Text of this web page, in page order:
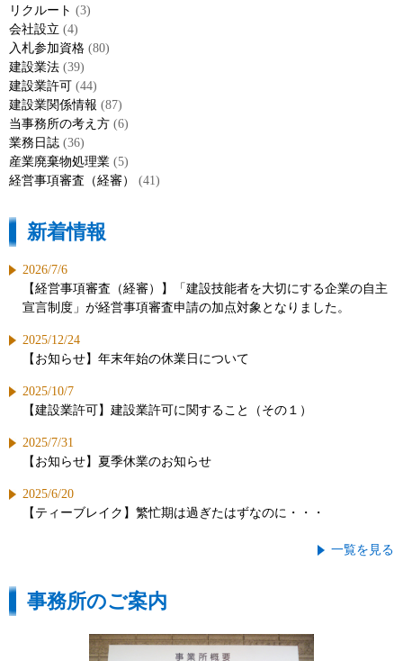
リクルート (3)
会社設立 (4)
入札参加資格 (80)
建設業法 (39)
建設業許可 (44)
建設業関係情報 (87)
当事務所の考え方 (6)
業務日誌 (36)
産業廃棄物処理業 (5)
経営事項審査（経審）
(41)
新着情報
2026/7/6
【経営事項審査（経審）】「建設技能者を大切にする企業の自主
宣言制度」が経営事項審査申請の加点対象となりました。
2025/12/24
【お知らせ】年末年始の休業日について
2025/10/7
【建設業許可】建設業許可に関すること（その１）
2025/7/31
【お知らせ】夏季休業のお知らせ
2025/6/20
【ティーブレイク】繁忙期は過ぎたはずなのに・・・
一覧を見る
事務所のご案内